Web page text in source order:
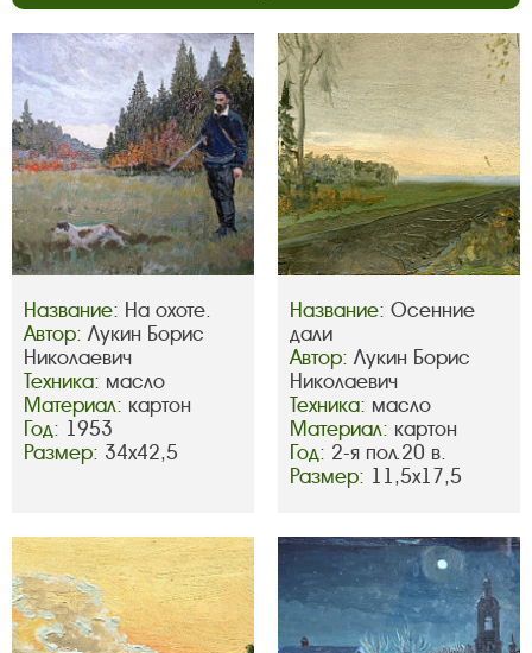
Название: На охоте.
Автор: Лукин Борис
Николаевич
Техника: масло
Материал: картон
Год: 1953
Размер: 34х42,5
Название: Осенние
дали
Автор: Лукин Борис
Николаевич
Техника: масло
Материал: картон
Год: 2-я пол.20 в.
Размер: 11,5х17,5